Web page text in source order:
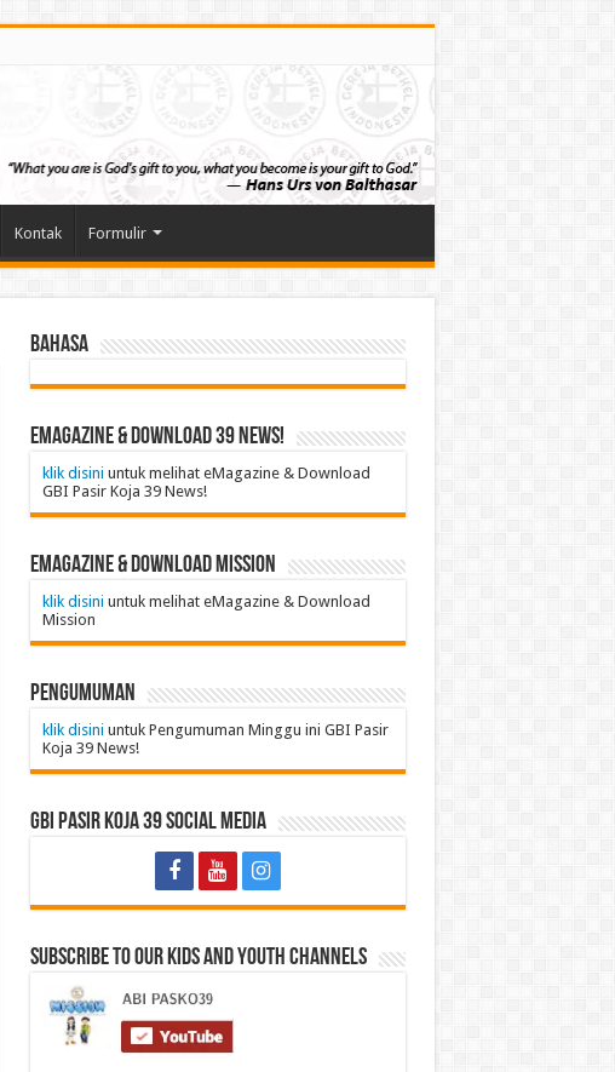
Kontak Formulir
Bahasa
emagazine & Download 39 News!
klik disini untuk melihat eMagazine & Download
GBI Pasir Koja 39 News!
emagazine & Download Mission
klik disini untuk melihat eMagazine & Download
Mission
Pengumuman
klik disini untuk Pengumuman Minggu ini GBI Pasir
Koja 39 News!
GBI Pasir Koja 39 Social Media
Subscribe to Our Kids and Youth Channels